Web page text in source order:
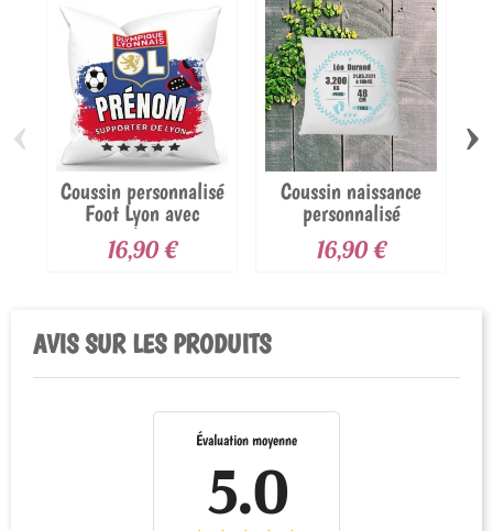
Coussin personnalisé
Foot Lyon avec
prénom
16,90 €
Coussin naissance
personnalisé
couronne...
16,90 €
‹ ›
AVIS SUR LES PRODUITS
Évaluation moyenne
5.0